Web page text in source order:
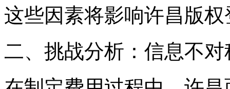
这些因素将影响许昌版
二、挑战分析：信息不